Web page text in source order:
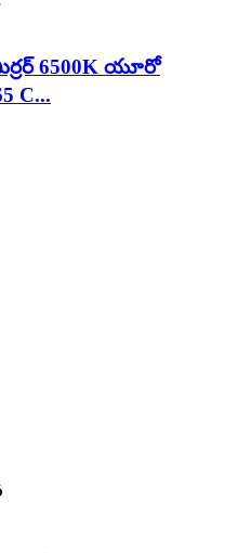
6500K యూరో
C...